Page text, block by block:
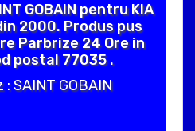
GOBAIN pentru KIA
2000. Produs pus
Parbrize 24 Ore in
postal 77035 .
SAINT GOBAIN